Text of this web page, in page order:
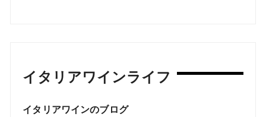
イタリアワインライフ
イタリアワインのブログ